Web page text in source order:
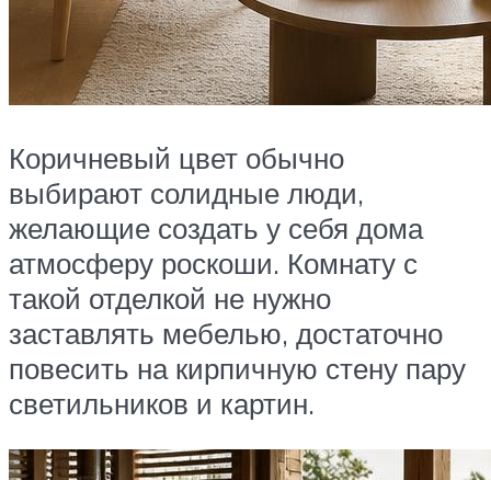
Коричневый цвет обычно
выбирают солидные люди,
желающие создать у себя дома
атмосферу роскоши. Комнату с
такой отделкой не нужно
заставлять мебелью, достаточно
повесить на кирпичную стену пару
светильников и картин.